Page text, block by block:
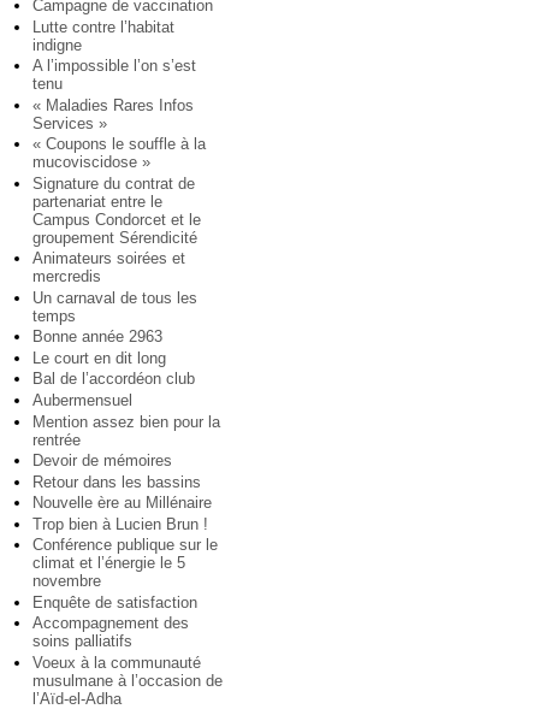
Campagne de vaccination
Lutte contre l’habitat
indigne
A l’impossible l’on s’est
tenu
« Maladies Rares Infos
Services »
« Coupons le souffle à la
mucoviscidose »
Signature du contrat de
partenariat entre le
Campus Condorcet et le
groupement Sérendicité
Animateurs soirées et
mercredis
Un carnaval de tous les
temps
Bonne année 2963
Le court en dit long
Bal de l’accordéon club
Aubermensuel
Mention assez bien pour la
rentrée
Devoir de mémoires
Retour dans les bassins
Nouvelle ère au Millénaire
Trop bien à Lucien Brun !
Conférence publique sur le
climat et l’énergie le 5
novembre
Enquête de satisfaction
Accompagnement des
soins palliatifs
Voeux à la communauté
musulmane à l’occasion de
l’Aïd-el-Adha